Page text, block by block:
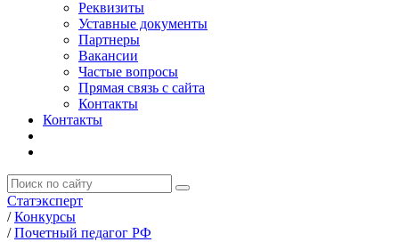
Реквизиты
Уставные документы
Партнеры
Вакансии
Частые вопросы
Прямая связь с сайта
Контакты
Контакты
Статэксперт
/ Конкурсы
/ Почетный педагог РФ